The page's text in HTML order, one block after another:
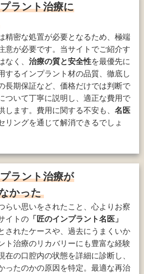
ラント治療に
精密な処置が必要となるため、極端
意が必要です。当サイトでご紹介す
なく、 治療の質と安全性を最優先に
するインプラント材の品質、徹底し
長期保証など、価格だけでは判断で
ついて丁寧に説明し、適正な費用で
します。費用に関する不安も、 名医
リングを通じて解消できるでしょ
ラント治療が
かった
らい思いをされたこと、心よりお察
イトの 「匠のインプラント名医」
されたケースや、過去にうまくいか
ト治療のリカバリーにも豊富な経験
在の口腔内の状態を詳細に診断し、
ったのかの原因を特定。最適な再治